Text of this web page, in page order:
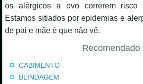
os alérgicos a ovo correrem risco
Estamos sitiados por epidemias e
de pai e mãe é que não vê.
Recomendado
CABIMENTO
BLINDAGEM